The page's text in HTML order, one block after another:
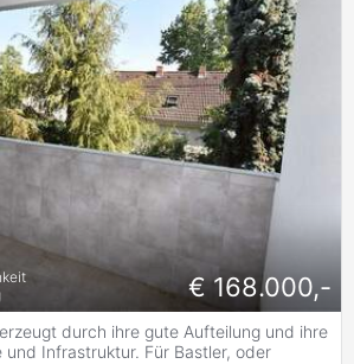
€ 168.000,-
durch ihre gute Aufteilung und ihre
und Infrastruktur. Für Bastler, oder